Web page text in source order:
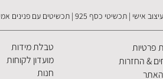
925 | תכשיטים עם פנינים אמיתיות
פרטיות
& החזרות
האתר
טבלת מידות
מועדון לקוחות
חנות